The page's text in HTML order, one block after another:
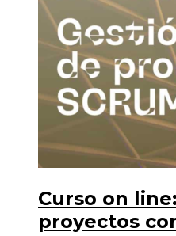
Curso on
proyectos